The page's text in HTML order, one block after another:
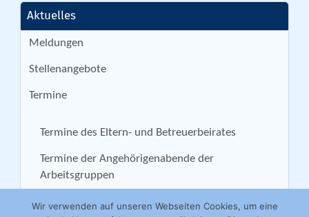
Aktuelles
Meldungen
Stellenangebote
Termine
Termine des Eltern- und Betreuerbeirates
Termine der Angehörigenabende der
Arbeitsgruppen
Wir verwenden auf unseren Webseiten Cookies, um eine